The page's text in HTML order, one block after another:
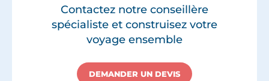
Contactez notre conseillère
spécialiste et construisez votre
voyage ensemble
DEMANDER UN DEVIS